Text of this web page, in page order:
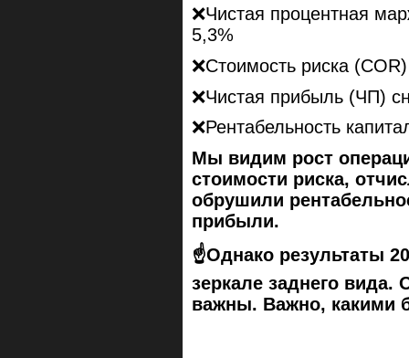
❌Чистая процентная
5,3%
❌Стоимость риска
❌Чистая прибыль (ЧП)
❌Рентабельность
Мы видим рост
стоимости риска,
обрушили
прибыли.
☝️Однако результаты
зеркале заднего вида.
важны. Важно, какими